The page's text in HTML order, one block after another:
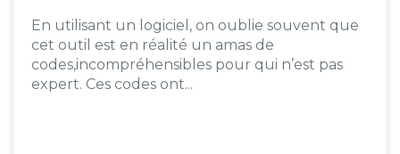
En utilisant un logiciel, on oublie souvent que
cet outil est en réalité un amas de
codes,incompréhensibles pour qui n’est pas
expert. Ces codes ont...